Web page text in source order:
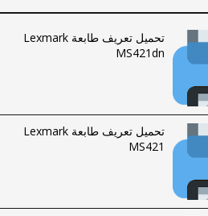
تحميل تعريف طابعة Lexmark
MS421dn
تحميل تعريف طابعة Lexmark
MS421